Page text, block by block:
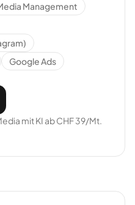
Management
Google Ads
mit KI ab CHF 39/Mt.